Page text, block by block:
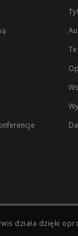
działa dzięki